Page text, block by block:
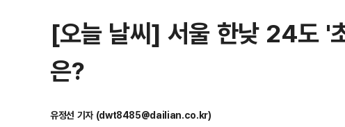
[오늘 날씨] 서울 한낮 24도 '
은?
유정선 기자 (dwt8485@dailian.co.kr)